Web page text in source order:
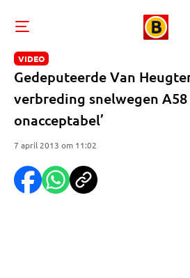
VIDEO
Gedeputeerde Van
verbreding snelwegen A58
onacceptabel’
7 april 2013 om 11:02